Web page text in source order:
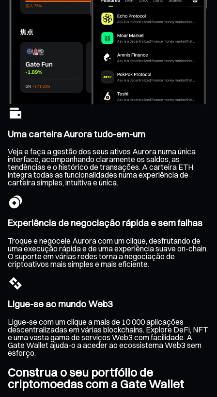
Uma carteira Aurora tudo-em-um
Veja e faça a gestão dos seus ativos Aurora numa única
interface, acompanhando claramente os saldos, as
tendências e o histórico de transações. A carteira ETH
integra todas as funcionalidades numa experiência de
carteira simples, intuitiva e única.
Experiência de negociação rápida e sem falhas
Troque e negoceie Aurora com um clique, desfrutando de
uma execução rápida e de uma experiência suave on-chain.
O suporte em várias redes torna a negociação de
criptoativos mais simples e mais eficiente.
Ligue-se ao mundo Web3
Ligue-se com um clique a mais de 10 000 aplicações
descentralizadas em várias blockchains. Explore DeFi, NFT
e uma vasta gama de serviços Web3 com facilidade. A
Gate Wallet ajuda-o a aceder ao ecossistema Web3 sem
esforço.
Construa o seu portfólio de
criptomoedas com a Gate Wallet